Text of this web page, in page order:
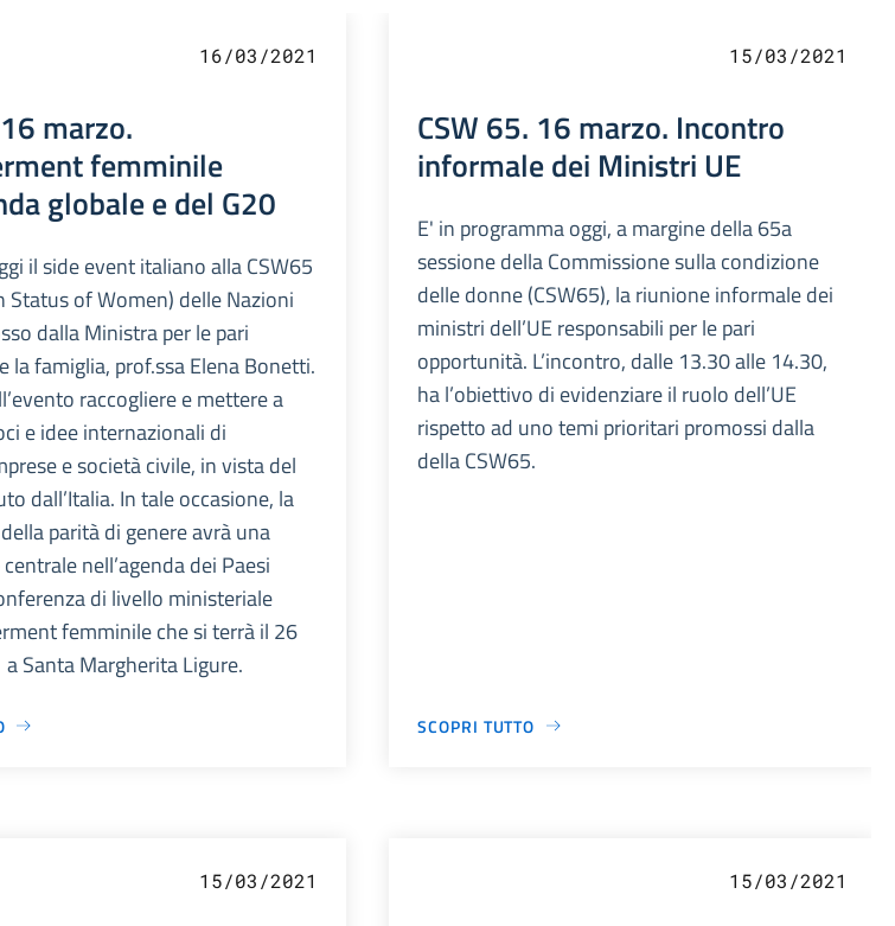
16/03/2021
marzo.
femminile
globale e del G20
il side event italiano alla CSW65
Status of Women) delle Nazioni
dalla Ministra per le pari
la famiglia, prof.ssa Elena Bonetti.
raccogliere e mettere a
e idee internazionali di
e società civile, in vista del
dall’Italia. In tale occasione, la
parità di genere avrà una
nell’agenda dei Paesi
di livello ministeriale
femminile che si terrà il 26
Santa Margherita Ligure.
15/03/2021
CSW 65. 16 marzo. Incontro
informale dei Ministri UE
E' in programma oggi, a margine della 65a
sessione della Commissione sulla condizione
delle donne (CSW65), la riunione informale dei
ministri dell’UE responsabili per le pari
opportunità. L’incontro, dalle 13.30 alle 14.30,
ha l’obiettivo di evidenziare il ruolo dell’UE
rispetto ad uno temi prioritari promossi dalla
della CSW65.
SCOPRI TUTTO
15/03/2021 15/03/2021